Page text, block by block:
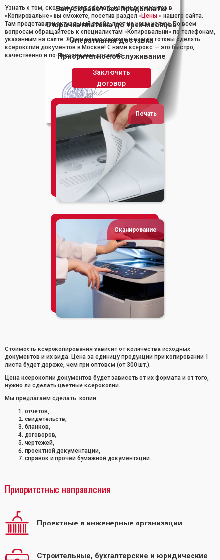
Запуск работ без предоплаты
Отсрочка платежа до трех месяцев
Оперативная доставка
Приоритетное обслуживание
Заключить
договор
Узнать о том, сколько стоит сделать копии документов в
«Копировальне» вы сможете, посетив раздел « Цены » нашего сайта.
Там представлен актуальный прайс-лист на наши услуги. По всем
вопросам обращайтесь к специалистам «Копировальни» по телефонам,
указанным на сайте. Ждем ваших заказов и всегда готовы сделать
ксерокопии документов в Москве! С нами ксерокс — это быстро,
качественно и по-настоящему доступно.
Печать
Сканирование
Стоимость ксерокопирования зависит от количества исходных
документов и их вида. Цена за единицу продукции при копировании 1
листа будет дороже, чем при оптовом (от 300 шт.).
Цена ксерокопии документов будет зависеть от их формата и от того,
нужно ли сделать цветные ксерокопии.
Мы предлагаем сделать копии:
отчетов,
свидетельств,
бланков,
договоров,
чертежей,
проектной документации,
справок и прочей бумажной документации.
Приоритетные направления
Проектные и инженерные организации
Строительные, бухгалтерские и юридические